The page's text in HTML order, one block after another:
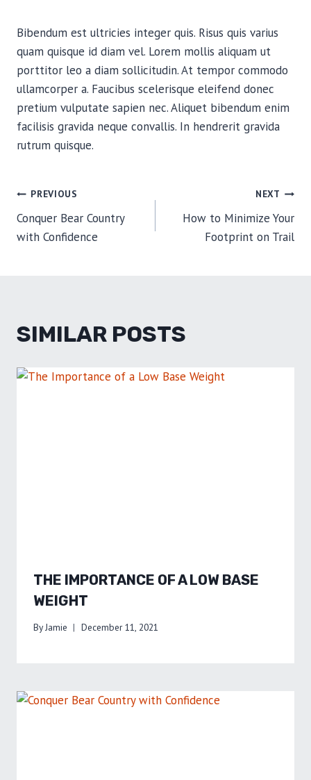
Bibendum est ultricies integer quis. Risus quis varius
quam quisque id diam vel. Lorem mollis aliquam ut
porttitor leo a diam sollicitudin. At tempor commodo
ullamcorper a. Faucibus scelerisque eleifend donec
pretium vulputate sapien nec. Aliquet bibendum enim
facilisis gravida neque convallis. In hendrerit gravida
rutrum quisque.
POST
NAVIGATION
PREVIOUS
Conquer Bear Country
with Confidence
NEXT
How to Minimize Your
Footprint on Trail
SIMILAR POSTS
THE IMPORTANCE OF A LOW BASE
WEIGHT
ByJamie December 11, 2021